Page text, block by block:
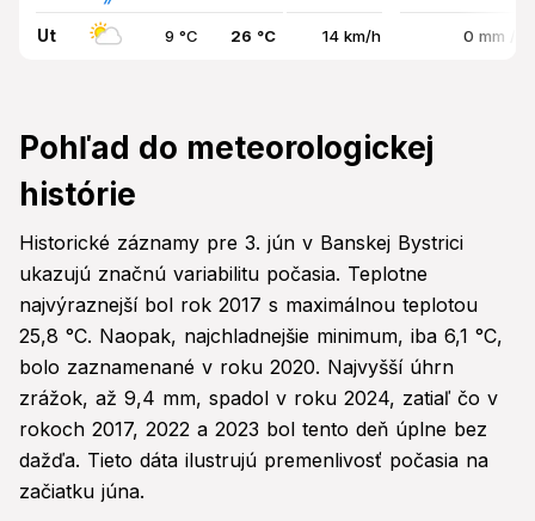
Ut 9 °C 26 °C 14 km/h 0 mm /
Pohľad do meteorologickej
histórie
Historické záznamy pre 3. jún v Banskej Bystrici
ukazujú značnú variabilitu počasia. Teplotne
najvýraznejší bol rok 2017 s maximálnou teplotou
25,8 °C. Naopak, najchladnejšie minimum, iba 6,1 °C,
bolo zaznamenané v roku 2020. Najvyšší úhrn
zrážok, až 9,4 mm, spadol v roku 2024, zatiaľ čo v
rokoch 2017, 2022 a 2023 bol tento deň úplne bez
dažďa. Tieto dáta ilustrujú premenlivosť počasia na
začiatku júna.